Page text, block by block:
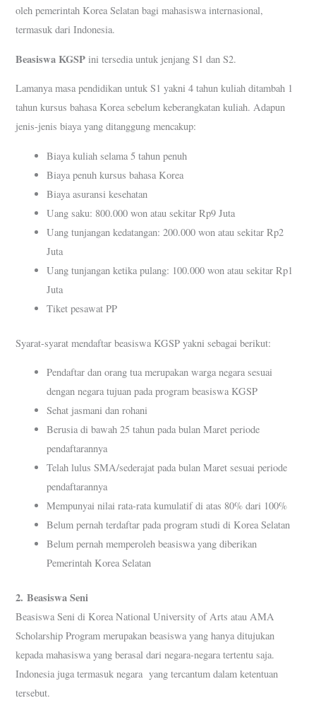
oleh pemerintah Korea Selatan bagi mahasiswa internasional,
termasuk dari Indonesia.
Beasiswa KGSP ini tersedia untuk jenjang S1 dan S2.
Lamanya masa pendidikan untuk S1 yakni 4 tahun kuliah ditambah 1
tahun kursus bahasa Korea sebelum keberangkatan kuliah. Adapun
jenis-jenis biaya yang ditanggung mencakup:
Biaya kuliah selama 5 tahun penuh
Biaya penuh kursus bahasa Korea
Biaya asuransi kesehatan
Uang saku: 800.000 won atau sekitar Rp9 Juta
Uang tunjangan kedatangan: 200.000 won atau sekitar Rp2
Juta
Uang tunjangan ketika pulang: 100.000 won atau sekitar Rp1
Juta
Tiket pesawat PP
Syarat-syarat mendaftar beasiswa KGSP yakni sebagai berikut:
Pendaftar dan orang tua merupakan warga negara sesuai
dengan negara tujuan pada program beasiswa KGSP
Sehat jasmani dan rohani
Berusia di bawah 25 tahun pada bulan Maret periode
pendaftarannya
Telah lulus SMA/sederajat pada bulan Maret sesuai periode
pendaftarannya
Mempunyai nilai rata-rata kumulatif di atas 80% dari 100%
Belum pernah terdaftar pada program studi di Korea Selatan
Belum pernah memperoleh beasiswa yang diberikan
Pemerintah Korea Selatan
2.Beasiswa Seni
Beasiswa Seni di Korea National University of Arts atau AMA
Scholarship Program merupakan beasiswa yang hanya ditujukan
kepada mahasiswa yang berasal dari negara-negara tertentu saja.
Indonesia juga termasuk negara yang tercantum dalam ketentuan
tersebut.